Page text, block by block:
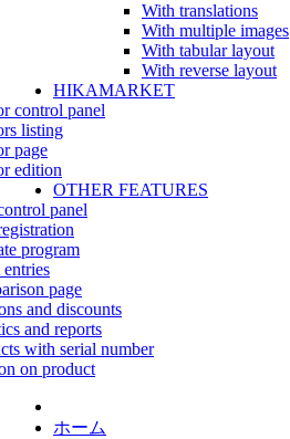
With translations
With multiple images
With tabular layout
With reverse layout
HIKAMARKET
control panel
listing
page
edition
OTHER FEATURES
panel
program
page
and discounts
and reports
with serial number
on product
ホーム